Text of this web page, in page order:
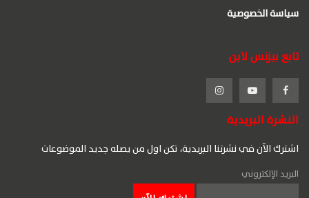
سياسة الخصوصية
تابع بيزنس لاين
النشرة البريدية
اشترك الآن في نشرتنا البريدية، تكن اول من يصله جديد الموضوعات
البريد الإلكتروني